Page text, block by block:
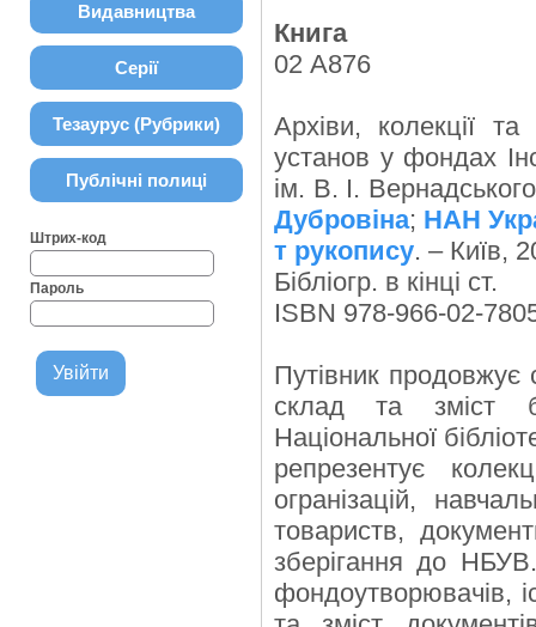
Видавництва
Серії
Тезаурус (Рубрики)
Публічні полиці
Штрих-код
Пароль
Книга
02 А876
Архіви, колекції
установ у фондах
ім. В. І.
Дубровіна; НАН
т рукопису. – Київ,
Бібліогр. в кінці ст.
ISBN 978-966-02-
Путівник
склад та зміст
Національної
репрезентує
огранізацій,
товариств,
зберігання до
фондоутворювачів,